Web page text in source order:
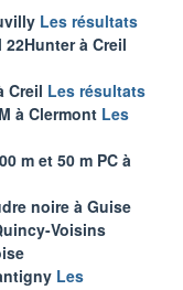
Les résultats
à Creil
Creil Les résultats
à Clermont Les
m et 50 m PC à
noire à Guise
Voisins
Les